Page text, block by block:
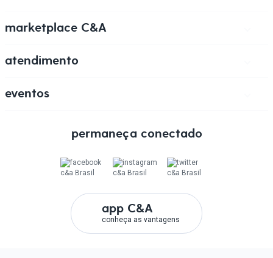
marketplace C&A
atendimento
eventos
permaneça conectado
app C&A
conheça as vantagens